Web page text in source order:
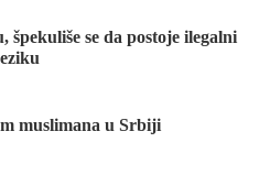
špekuliše se da postoje ilegalni
muslimana u Srbiji